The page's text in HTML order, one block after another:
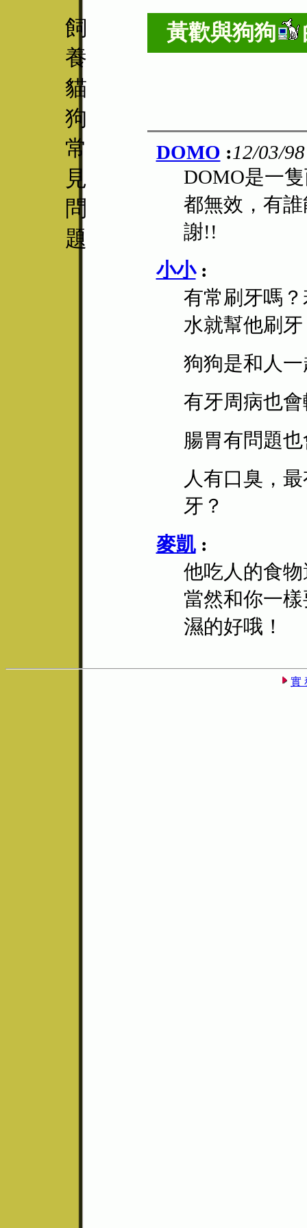
飼
養
貓
狗
常
見
問
題
黃歡與狗狗
DOMO :12/03/98
DOMO是一
都無效，有
謝!!
小小:
有常刷牙嗎
水就幫他刷
狗狗是和人
有牙周病也
腸胃有問題
人有口臭，
牙？
麥凱:
他吃人的食
當然和你一
濕的好哦！
實